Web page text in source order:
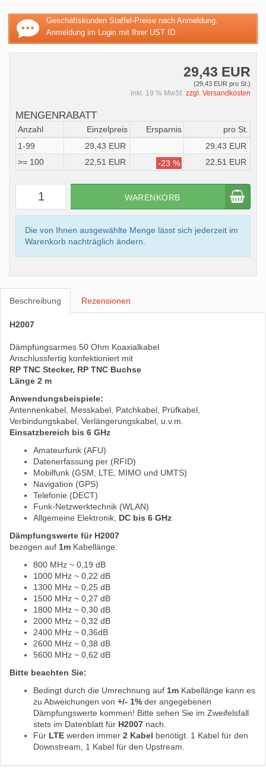
Geschäftskunden Staffel-Preise nach Anmeldung.
Anmeldung im Login mit Ihrer UST ID.
29,43 EUR
(29,43 EUR pro St.)
inkl. 19 % MwSt. zzgl. Versandkosten
MENGENRABATT
Anzahl Einzelpreis Ersparnis
pro St.
1-99
29,43 EUR
29,43 EUR
>= 100
22,51 EUR -23 % 22,51 EUR
WARENKORB
Die von Ihnen ausgewählte Menge lässt sich jederzeit im
Warenkorb nachträglich ändern.
Beschreibung Rezensionen
H2007
Dämpfungsarmes 50 Ohm Koaxialkabel
Anschlussfertig konfektioniert mit
RP TNC Stecker, RP TNC Buchse
Länge 2 m
Anwendungsbeispiele:
Antennenkabel, Messkabel, Patchkabel, Prüfkabel,
Verbindungskabel, Verlängerungskabel, u.v.m.
Einsatzbereich bis 6 GHz
Amateurfunk (AFU)
Datenerfassung per (RFID)
Mobilfunk (GSM, LTE, MIMO und UMTS)
Navigation (GPS)
Telefonie (DECT)
Funk-Netzwerktechnik (WLAN)
Allgemeine Elektronik, DC bis 6 GHz
Dämpfungswerte für H2007
bezogen auf 1m Kabellänge:
800 MHz ~ 0,19 dB
1000 MHz ~ 0,22 dB
1300 MHz ~ 0,25 dB
1500 MHz ~ 0,27 dB
1800 MHz ~ 0,30 dB
2000 MHz ~ 0,32 dB
2400 MHz ~ 0,36dB
2600 MHz ~ 0,38 dB
5600 MHz ~ 0,62 dB
Bitte beachten Sie:
Bedingt durch die Umrechnung auf 1m Kabellänge kann es
zu Abweichungen von +/- 1% der angegebenen
Dämpfungswerte kommen! Bitte sehen Sie im Zweifelsfall
stets im Datenblatt für H2007 nach.
Für LTE werden immer 2 Kabel benötigt. 1 Kabel für den
Downstream, 1 Kabel für den Upstream.